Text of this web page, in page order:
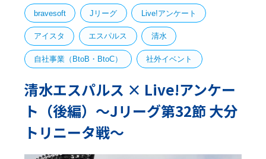
bravesoft Jリーグ Live!アンケート
アイスタ エスパルス 清水
自社事業（BtoB・BtoC） 社外イベント
清水エスパルス × Live!アンケー
ト（後編）〜Jリーグ第32節 大分
トリニータ戦〜